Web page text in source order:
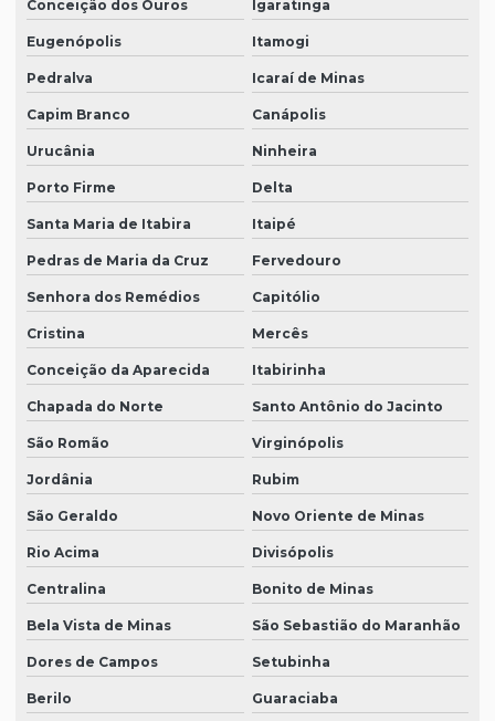
Conceição dos Ouros Igaratinga
Eugenópolis Itamogi
Pedralva Icaraí de Minas
Capim Branco Canápolis
Urucânia Ninheira
Porto Firme Delta
Santa Maria de Itabira Itaipé
Pedras de Maria da Cruz Fervedouro
Senhora dos Remédios Capitólio
Cristina Mercês
Conceição da Aparecida Itabirinha
Chapada do Norte Santo Antônio do Jacinto
São Romão Virginópolis
Jordânia Rubim
São Geraldo Novo Oriente de Minas
Rio Acima Divisópolis
Centralina Bonito de Minas
Bela Vista de Minas São Sebastião do Maranhão
Dores de Campos Setubinha
Berilo Guaraciaba